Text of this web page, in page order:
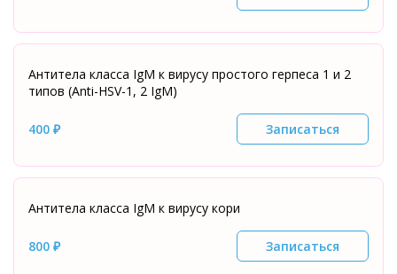
Антитела класса IgМ к вирусу простого герпеса 1 и 2
типов (Anti-HSV-1, 2 IgМ)
400 ₽ Записаться
Антитела класса IgМ к вирусу кори
800 ₽ Записаться